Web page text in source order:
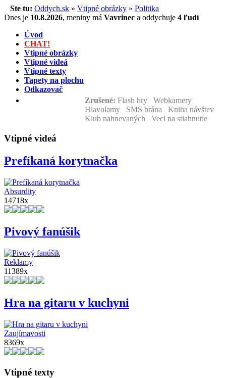
Ste tu: Oddych.sk » Vtipné obrázky » Politika
Dnes je 10.8.2026, meniny má Vavrinec a oddychuje 4 ľudí
Úvod
CHAT!
Vtipné obrázky
Vtipné videá
Vtipné texty
Tapety na plochu
Odkazovač
Zrušené: Flash hry Webkamery
Hlavolamy SMS brána Kniha návštev
Klub nahnevaných Veci na stiahnutie
Vtipné videá
Prefíkaná korytnačka
Absurdity
14718x
Pivový fanúšik
Reklamy
11389x
Hra na gitaru v kuchyni
Zaujímavosti
8369x
Vtipné texty